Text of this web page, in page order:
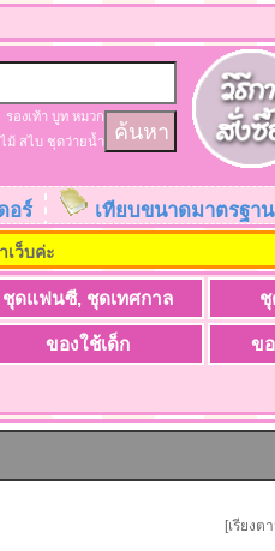
รองเท้า บูท หมวก
ม้ สไบ ชุดว่ายน้ำ
อร์ เทียบขนาดมาตรฐาน
เว็บค่ะ
ชุดแฟนซี, ชุดเทศกาล ชุ
ของใช้เด็ก ข
[เรียงต